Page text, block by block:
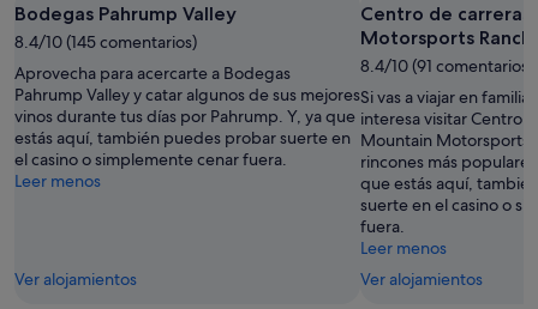
9
ago
noche,
9
ago
-
10
ago
próximo
fin
de
semana,
14
ago
-
16
Bodegas Pahrump Valley
8.4/10 (145 comentarios)
Aprovecha para acercarte a Bodegas
Pahrump Valley y catar algunos de sus mejores
vinos durante tus días por Pahrump. Y, ya que
estás aquí, también puedes probar suerte en
el casino o simplemente cenar fuera.
Leer menos
Ver alojamientos
Centro de
Motorsports Ranch
8.4/10 (91 comentarios)
Si vas a viajar en
interesa visitar Centro
Mountain Motorsports
rincones más
que estás aquí,
suerte en el casino o
fuera.
Leer menos
Ver alojamientos